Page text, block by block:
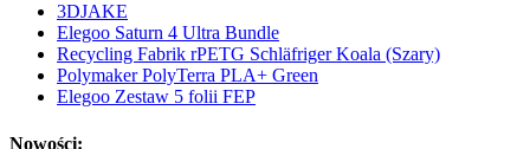
3DJAKE
Elegoo Saturn 4 Ultra Bundle
Recycling Fabrik rPETG Schläfriger Koala (Szary)
Polymaker PolyTerra PLA+ Green
Elegoo Zestaw 5 folii FEP
Nowości: